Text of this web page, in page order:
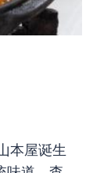
本屋诞生